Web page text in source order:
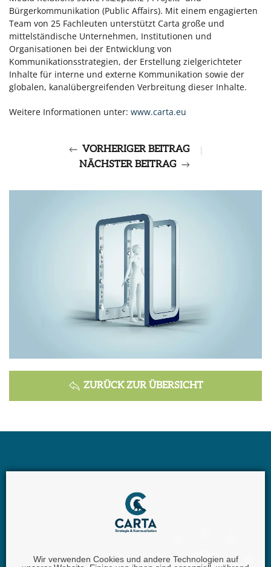
Wir verwenden Cookies und andere Technologien auf
Bürgerkommunikation (Public Affairs). Mit einem engagierten
Team von 25 Fachleuten unterstützt Carta große und
mittelständische Unternehmen, Institutionen und
Organisationen bei der Entwicklung von
Kommunikationsstrategien, der Erstellung zielgerichteter
Inhalte für interne und externe Kommunikation sowie der
globalen, kanalübergreifenden Verbreitung dieser Inhalte.
Weitere Informationen unter: www.carta.eu
VORHERIGER BEITRAG
|
NÄCHSTER BEITRAG
ZURÜCK ZUR ÜBERSICHT